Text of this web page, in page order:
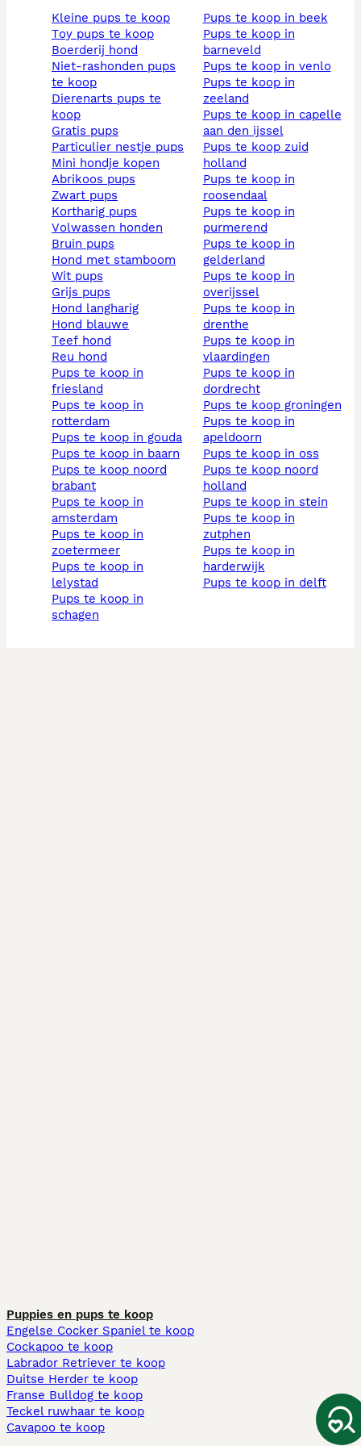
kleine pups te koop
toy pups te koop
boerderij hond
niet-rashonden pups
te koop
dierenarts pups te
koop
gratis pups
particulier nestje pups
mini hondje kopen
abrikoos pups
zwart pups
kortharig pups
volwassen honden
bruin pups
hond met stamboom
wit pups
grijs pups
hond langharig
hond blauwe
teef hond
reu hond
pups te koop in
friesland
pups te koop in
rotterdam
pups te koop in gouda
pups te koop in baarn
pups te koop noord
brabant
pups te koop in
amsterdam
pups te koop in
zoetermeer
pups te koop in
lelystad
pups te koop in
schagen
pups te koop in beek
pups te koop in
barneveld
pups te koop in venlo
pups te koop in
zeeland
pups te koop in capelle
aan den ijssel
pups te koop zuid
holland
pups te koop in
roosendaal
pups te koop in
purmerend
pups te koop in
gelderland
pups te koop in
overijssel
pups te koop in
drenthe
pups te koop in
vlaardingen
pups te koop in
dordrecht
pups te koop groningen
pups te koop in
apeldoorn
pups te koop in oss
pups te koop noord
holland
pups te koop in stein
pups te koop in
zutphen
pups te koop in
harderwijk
pups te koop in delft
Puppies en pups te koop
Engelse Cocker Spaniel te koop
Cockapoo te koop
Labrador Retriever te koop
Duitse Herder te koop
Franse Bulldog te koop
Teckel ruwhaar te koop
Cavapoo te koop